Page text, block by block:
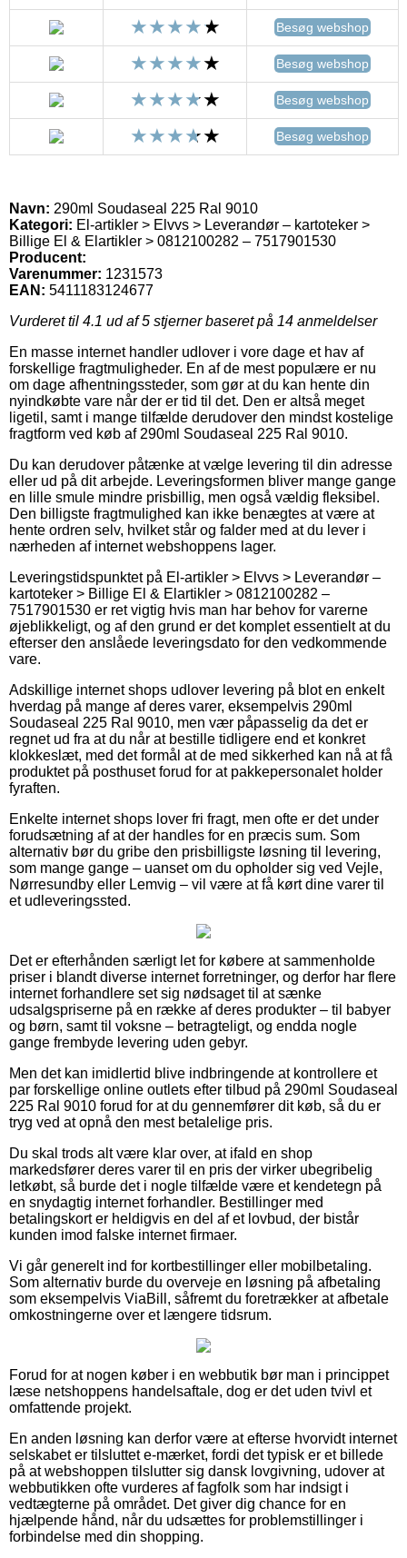
Besøg webshop
Besøg webshop
Besøg webshop
Besøg webshop
Navn: 290ml Soudaseal 225 Ral 9010
Kategori: El-artikler > Elvvs > Leverandør – kartoteker >
Billige El & Elartikler > 0812100282 – 7517901530
Producent:
Varenummer: 1231573
EAN: 5411183124677
Vurderet til 4.1 ud af 5 stjerner baseret på 14 anmeldelser
En masse internet handler udlover i vore dage et hav af
forskellige fragtmuligheder. En af de mest populære er nu
om dage afhentningssteder, som gør at du kan hente din
nyindkøbte vare når der er tid til det. Den er altså meget
ligetil, samt i mange tilfælde derudover den mindst kostelige
fragtform ved køb af 290ml Soudaseal 225 Ral 9010.
Du kan derudover påtænke at vælge levering til din adresse
eller ud på dit arbejde. Leveringsformen bliver mange gange
en lille smule mindre prisbillig, men også vældig fleksibel.
Den billigste fragtmulighed kan ikke benægtes at være at
hente ordren selv, hvilket står og falder med at du lever i
nærheden af internet webshoppens lager.
Leveringstidspunktet på El-artikler > Elvvs > Leverandør –
kartoteker > Billige El & Elartikler > 0812100282 –
7517901530 er ret vigtig hvis man har behov for varerne
øjeblikkeligt, og af den grund er det komplet essentielt at du
efterser den anslåede leveringsdato for den vedkommende
vare.
Adskillige internet shops udlover levering på blot en enkelt
hverdag på mange af deres varer, eksempelvis 290ml
Soudaseal 225 Ral 9010, men vær påpasselig da det er
regnet ud fra at du når at bestille tidligere end et konkret
klokkeslæt, med det formål at de med sikkerhed kan nå at få
produktet på posthuset forud for at pakkepersonalet holder
fyraften.
Enkelte internet shops lover fri fragt, men ofte er det under
forudsætning af at der handles for en præcis sum. Som
alternativ bør du gribe den prisbilligste løsning til levering,
som mange gange – uanset om du opholder sig ved Vejle,
Nørresundby eller Lemvig – vil være at få kørt dine varer til
et udleveringssted.
Det er efterhånden særligt let for købere at sammenholde
priser i blandt diverse internet forretninger, og derfor har flere
internet forhandlere set sig nødsaget til at sænke
udsalgspriserne på en række af deres produkter – til babyer
og børn, samt til voksne – betragteligt, og endda nogle
gange frembyde levering uden gebyr.
Men det kan imidlertid blive indbringende at kontrollere et
par forskellige online outlets efter tilbud på 290ml Soudaseal
225 Ral 9010 forud for at du gennemfører dit køb, så du er
tryg ved at opnå den mest betalelige pris.
Du skal trods alt være klar over, at ifald en shop
markedsfører deres varer til en pris der virker ubegribelig
letkøbt, så burde det i nogle tilfælde være et kendetegn på
en snydagtig internet forhandler. Bestillinger med
betalingskort er heldigvis en del af et lovbud, der bistår
kunden imod falske internet firmaer.
Vi går generelt ind for kortbestillinger eller mobilbetaling.
Som alternativ burde du overveje en løsning på afbetaling
som eksempelvis ViaBill, såfremt du foretrækker at afbetale
omkostningerne over et længere tidsrum.
Forud for at nogen køber i en webbutik bør man i princippet
læse netshoppens handelsaftale, dog er det uden tvivl et
omfattende projekt.
En anden løsning kan derfor være at efterse hvorvidt internet
selskabet er tilsluttet e-mærket, fordi det typisk er et billede
på at webshoppen tilslutter sig dansk lovgivning, udover at
webbutikken ofte vurderes af fagfolk som har indsigt i
vedtægterne på området. Det giver dig chance for en
hjælpende hånd, når du udsættes for problemstillinger i
forbindelse med din shopping.